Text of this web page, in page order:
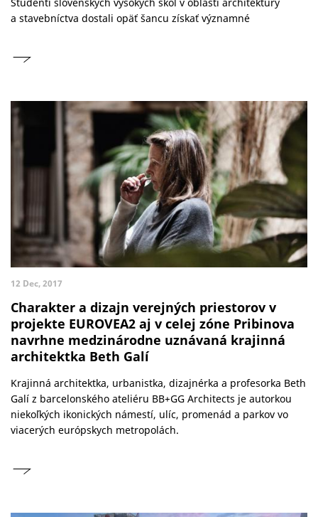
a stavebníctva dostali opäť šancu získať významné
12 Dec, 2017
Charakter a dizajn verejných priestorov v
projekte EUROVEA2 aj v celej zóne Pribinova
navrhne medzinárodne uznávaná krajinná
architektka Beth Galí
Krajinná architektka, urbanistka, dizajnérka a profesorka Beth
Galí z barcelonského ateliéru BB+GG Architects je autorkou
niekoľkých ikonických námestí, ulíc, promenád a parkov vo
viacerých európskych metropolách.